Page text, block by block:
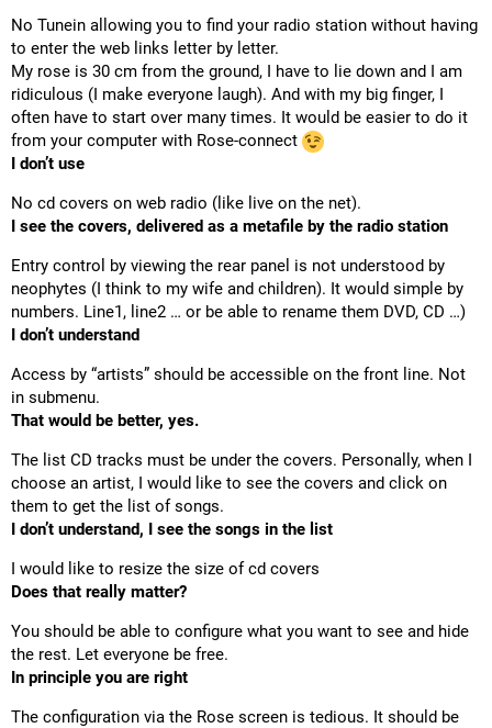
No Tunein allowing you to find your radio station without having
to enter the web links letter by letter.
My rose is 30 cm from the ground, I have to lie down and I am
ridiculous (I make everyone laugh). And with my big finger, I
often have to start over many times. It would be easier to do it
from your computer with Rose-connect
I don’t use
No cd covers on web radio (like live on the net).
I see the covers, delivered as a metafile by the radio station
Entry control by viewing the rear panel is not understood by
neophytes (I think to my wife and children). It would simple by
numbers. Line1, line2 … or be able to rename them DVD, CD …)
I don’t understand
Access by “artists” should be accessible on the front line. Not
in submenu.
That would be better, yes.
The list CD tracks must be under the covers. Personally, when I
choose an artist, I would like to see the covers and click on
them to get the list of songs.
I don’t understand, I see the songs in the list
I would like to resize the size of cd covers
Does that really matter?
You should be able to configure what you want to see and hide
the rest. Let everyone be free.
In principle you are right
The configuration via the Rose screen is tedious. It should be